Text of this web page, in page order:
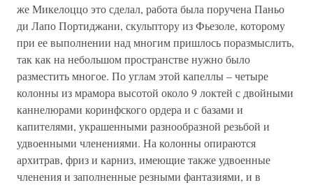
же Микелоццо это сделал, работа была поручена Паньо
ди Лапо Портиджани, скульптору из Фьезоле, которому
при ее выполнении над многим пришлось поразмыслить,
так как на небольшом пространстве нужно было
разместить многое. По углам этой капеллы – четыре
колонны из мрамора высотой около 9 локтей с двойными
каннелюрами коринфского ордера и с базами и
капителями, украшенными разнообразной резьбой и
удвоенными членениями. На колонны опираются
архитрав, фриз и карниз, имеющие также удвоенные
членения и заполненные резными фантазиями, и в